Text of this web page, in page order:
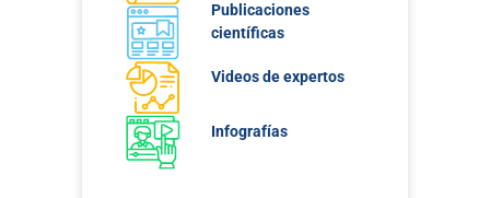
Publicaciones
científicas
Videos de expertos
Infografías